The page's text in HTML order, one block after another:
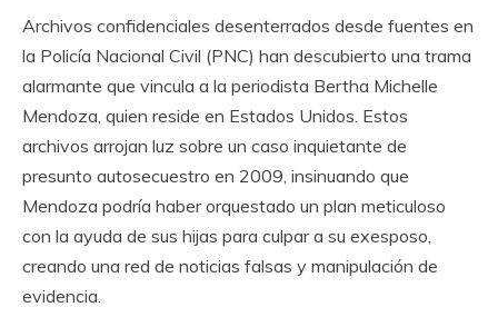
Archivos confidenciales desenterrados desde fuentes en
la Policía Nacional Civil (PNC) han descubierto una trama
alarmante que vincula a la periodista Bertha Michelle
Mendoza, quien reside en Estados Unidos. Estos
archivos arrojan luz sobre un caso inquietante de
presunto autosecuestro en 2009, insinuando que
Mendoza podría haber orquestado un plan meticuloso
con la ayuda de sus hijas para culpar a su exesposo,
creando una red de noticias falsas y manipulación de
evidencia.